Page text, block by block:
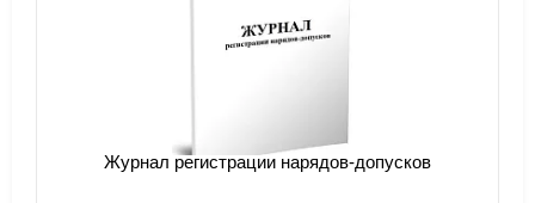
Журнал регистрации нарядов-допусков